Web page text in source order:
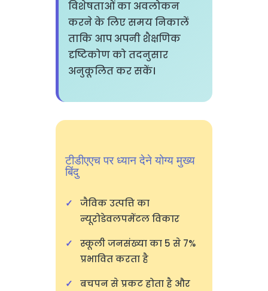
विशेषताओं का अवलोकन
करने के लिए समय निकालें
ताकि आप अपनी शैक्षणिक
दृष्टिकोण को तदनुसार
अनुकूलित कर सकें।
टीडीएएच पर ध्यान देने योग्य मुख्य
बिंदु
जैविक उत्पत्ति का
न्यूरोडेवलपमेंटल विकार
स्कूली जनसंख्या का 5 से 7%
प्रभावित करता है
बचपन से प्रकट होता है और